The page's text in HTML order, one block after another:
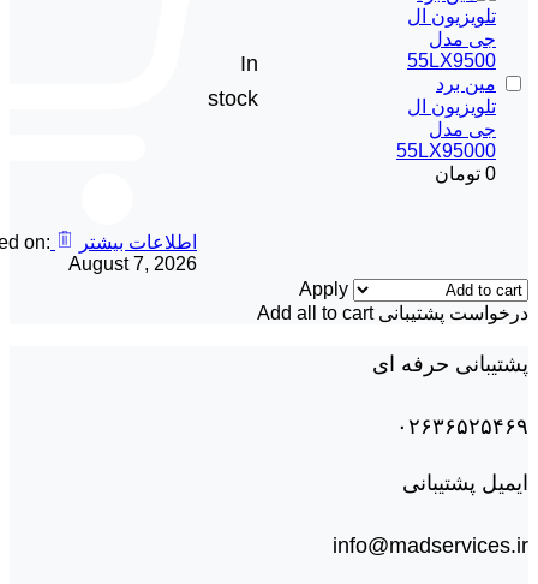
مین برد
تلویزیون ال
جی مدل
55LX95000
0 تومان
In
stock
اطلاعات بیشتر
on:
August 7, 2026
Apply
درخواست پشتیبانی Add all to cart
پشتیبانی حرفه ای
۰۲۶۳۶۵۲۵۴۶۹
ایمیل پشتیبانی
info@madservices.ir